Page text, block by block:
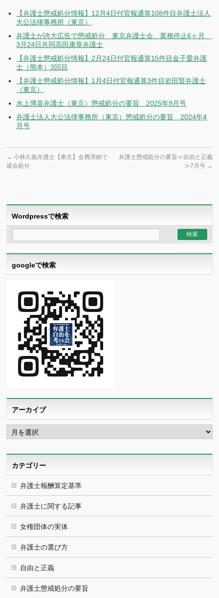
【弁護士懲戒処分情報】12月4日付官報通算108件目弁護士法人
大公法律事務所（東京）
弁護士が誇大広告で懲戒処分 東京弁護士会、業務停止6ヶ月
3月24日共同高田康章弁護士
【弁護士懲戒処分情報】2月24日付官報通算15件目金子愛弁護
士（熊本）3回目
【弁護士懲戒処分情報】1月4日付官報通算3件目岩田賢弁護士
（東京）
水上博喜弁護士（東京）懲戒処分の要旨 2025年9月号
弁護士法人大公法律事務所（東京）懲戒処分の要旨 2024年4
月号
← 小林久義弁護士【東京】会費滞納で
退会処分
弁護士懲戒処分の要旨≪自由と正義
≫7月号 →
Wordpressで検索
googleで検索
アーカイブ
ア
ー
カ
カテゴリー
弁護士報酬算定基準
弁護士に関する記事
女権団体の実体
弁護士の選び方
自由と正義
弁護士懲戒処分の要旨